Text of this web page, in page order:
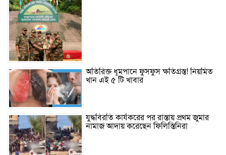
অতিরিক্ত ধূমপানে ফুসফুস ক্ষতিগ্রস্ত! নিয়মিত
খান এই ৫ টি খাবার
যুদ্ধবিরতি কার্যকরের পর রাস্তায় প্রথম জুমার
নামাজ আদায় করেছেন ফিলিস্তিনিরা